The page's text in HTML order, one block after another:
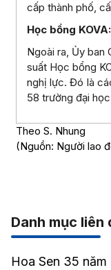
cấp thành phố,
Học bổng KOVA:
Ngoài ra, Ủy ban
suất Học bổng
nghị lực. Đó là
58 trường đại
Theo S. Nhung
(Nguồn: Người lao
Danh mục liên
Hoa Sen 35 năm